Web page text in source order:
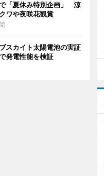
「夏休み特別企画」 涼
ワや夜咲花観賞
スカイト太陽電池の実証
発電性能を検証